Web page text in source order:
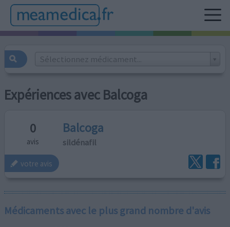
Sélectionnez médicament...
Expériences avec Balcoga
0
avis
Balcoga
sildénafil
votre avis
Médicaments avec le plus grand nombre d'avis